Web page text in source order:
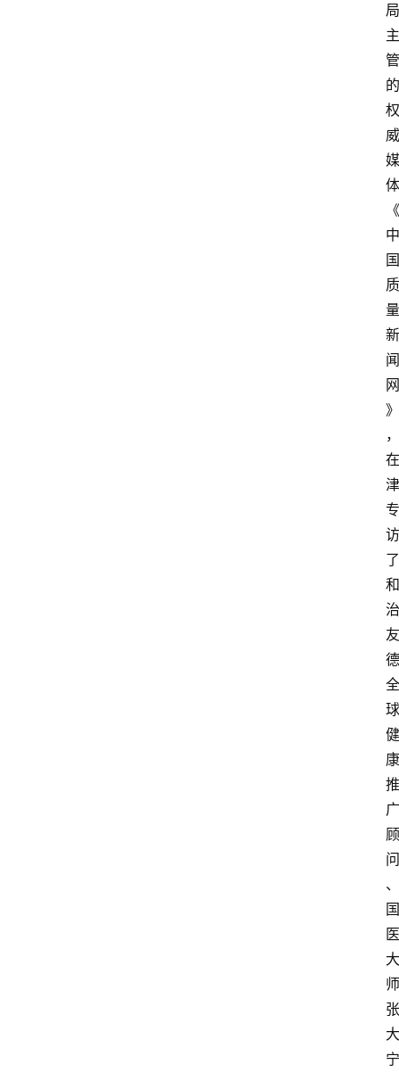
局
主
管
的
权
威
媒
体
《
中
国
质
量
新
闻
网
》
，
在
津
专
访
了
和
治
友
德
全
球
健
康
推
广
顾
问
、
国
医
大
师
张
大
宁